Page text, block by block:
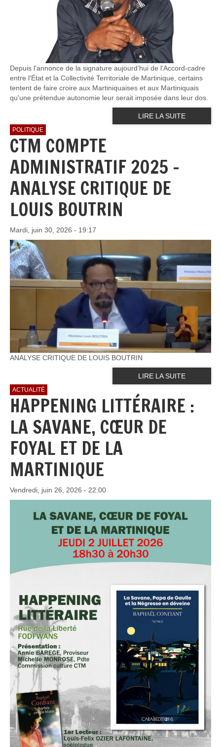
Depuis l'annonce de la signature aujourd’hui de l'Accord-cadre
entre l'État et la Collectivité Territoriale de Martinique, certains
tentent de faire croire aux Martiniquaises et aux Martiniquais
qu'une prétendue autonomie leur serait imposée dans leur dos.
LIRE LA SUITE
POLITIQUE
CTM COMPTE
ADMINISTRATIF 2025 -
ANALYSE CRITIQUE DE
LOUIS BOUTRIN
Mardi, juin 30, 2026 - 19:17
ANALYSE CRITIQUE DE LOUIS BOUTRIN
LIRE LA SUITE
ACTUALITÉ
HAPPENING LITTÉRAIRE :
LA SAVANE, CŒUR DE
FOYAL ET DE LA
MARTINIQUE
Vendredi, juin 26, 2026 - 22:00